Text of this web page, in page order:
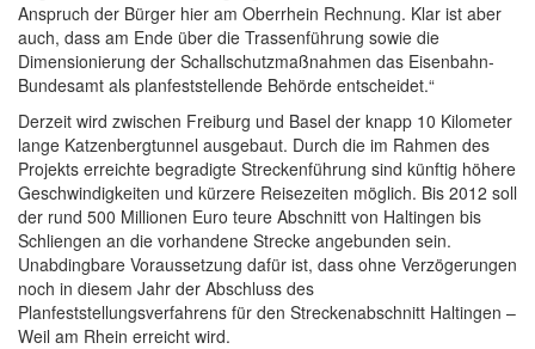
Anspruch der Bürger hier am Oberrhein Rechnung. Klar ist aber
auch, dass am Ende über die Trassenführung sowie die
Dimensionierung der Schallschutzmaßnahmen das Eisenbahn-
Bundesamt als planfeststellende Behörde entscheidet.“
Derzeit wird zwischen Freiburg und Basel der knapp 10 Kilometer
lange Katzenbergtunnel ausgebaut. Durch die im Rahmen des
Projekts erreichte begradigte Streckenführung sind künftig höhere
Geschwindigkeiten und kürzere Reisezeiten möglich. Bis 2012 soll
der rund 500 Millionen Euro teure Abschnitt von Haltingen bis
Schliengen an die vorhandene Strecke angebunden sein.
Unabdingbare Voraussetzung dafür ist, dass ohne Verzögerungen
noch in diesem Jahr der Abschluss des
Planfeststellungsverfahrens für den Streckenabschnitt Haltingen –
Weil am Rhein erreicht wird.